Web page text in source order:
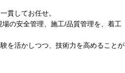
貫してお任せ。
の安全管理、施工/品質管理を、着工
を活かしつつ、技術力を高めることが